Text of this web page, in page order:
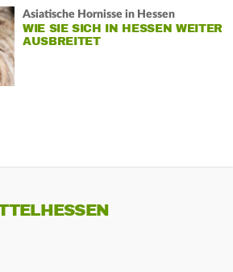
Asiatische Hornisse in Hessen
WIE SIE SICH IN HESSEN WEITER
AUSBREITET